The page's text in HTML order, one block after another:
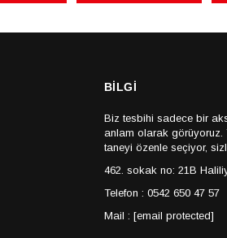
BİLGİ
Biz tesbihi sadece bir
anlam olarak görüyoruz.
taneyi özenle seçiyor,
462. sokak no: 21B
Telefon : 0542 650 47 57
Mail : [email protected]